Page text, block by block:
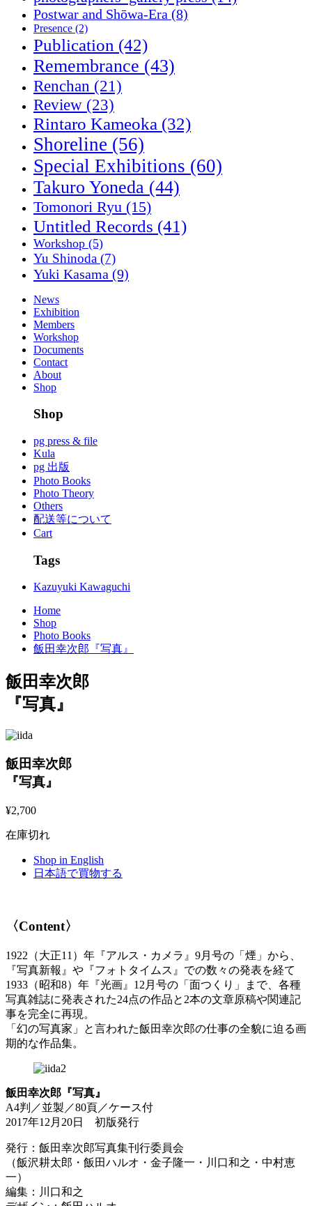
Postwar and Shōwa-Era (8)
Presence (2)
Publication (42)
Remembrance (43)
Renchan (21)
Review (23)
Rintaro Kameoka (32)
Shoreline (56)
Special Exhibitions (60)
Takuro Yoneda (44)
Tomonori Ryu (15)
Untitled Records (41)
Workshop (5)
Yu Shinoda (7)
Yuki Kasama (9)
News
Exhibition
Members
Workshop
Documents
Contact
About
Shop
Shop
pg press & file
Kula
pg 出版
Photo Books
Photo Theory
Others
配送等について
Cart
Tags
Kazuyuki Kawaguchi
Home
Shop
Photo Books
飯田幸次郎『写真』
飯田幸次郎
『写真』
飯田幸次郎
『写真』
¥2,700
在庫切れ
Shop in English
日本語で買物する
〈Content〉
1922（大正11）年『アルス・カメラ』9月号の「煙」から、
『写真新報』や『フォトタイムス』での数々の発表を経て
1933（昭和8）年『光画』12月号の「面つくり」まで、各種
写真雑誌に発表された24点の作品と2本の文章原稿や関連記
事を完全に再現。
「幻の写真家」と言われた飯田幸次郎の仕事の全貌に迫る画
期的な作品集。
飯田幸次郎『写真』
A4判／並製／80頁／ケース付
2017年12月20日 初版発行
発行：飯田幸次郎写真集刊行委員会
（飯沢耕太郎・飯田ハルオ・金子隆一・川口和之・中村恵
一）
編集：川口和之